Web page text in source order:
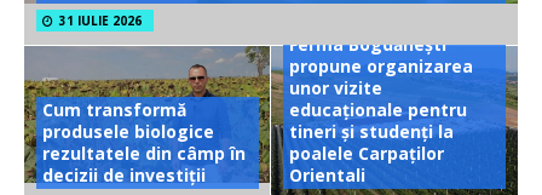
31 IULIE 2026
Cum transformă
produsele biologice
rezultatele din câmp în
decizii de investiții
Ferma Bogdănești
propune organizarea
unor vizite
educaționale pentru
tineri și studenți la
poalele Carpaților
Orientali